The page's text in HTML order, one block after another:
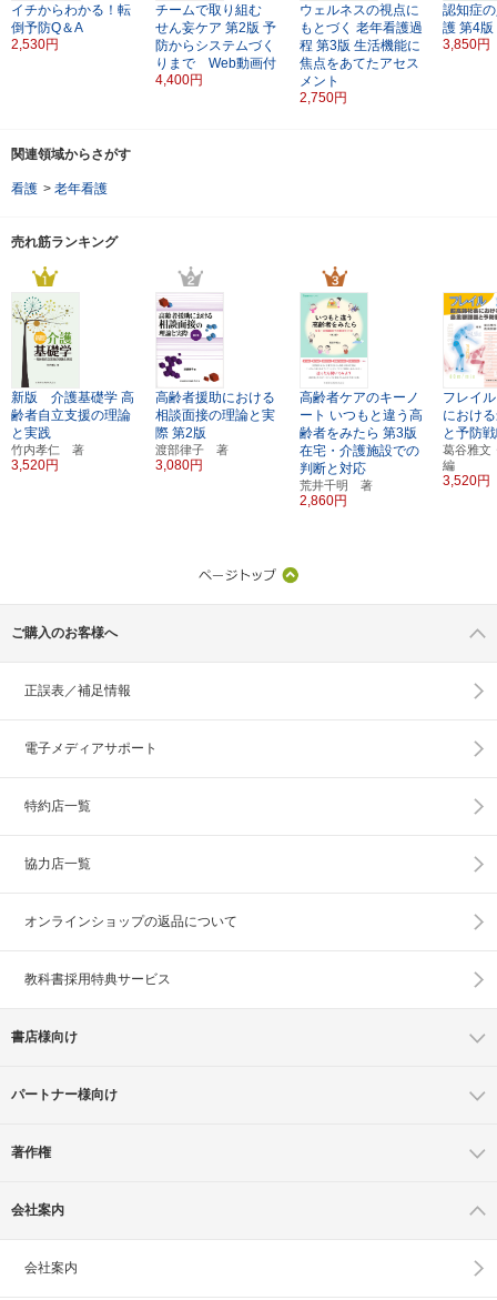
イチからわかる！転
倒予防Q＆A
2,530円
チームで取り組む
せん妄ケア 第2版 予
防からシステムづく
りまで Web動画付
4,400円
ウェルネスの視点に
もとづく 老年看護過
程 第3版 生活機能に
焦点をあてたアセス
メント
2,750円
認知症
護 第4版
3,850円
関連領域からさがす
看護 > 老年看護
売れ筋ランキング
新版 介護基礎学 高
齢者自立支援の理論
と実践
竹内孝仁 著
3,520円
高齢者援助における
相談面接の理論と実
際 第2版
渡部律子 著
3,080円
高齢者ケアのキーノ
ート いつもと違う高
齢者をみたら 第3版
在宅・介護施設での
判断と対応
荒井千明 著
2,860円
フレイル
におけ
と予防
葛谷雅
編
3,520円
ご購入のお客様へ
正誤表／補足情報
電子メディアサポート
特約店一覧
協力店一覧
オンラインショップの返品について
教科書採用特典サービス
書店様向け
パートナー様向け
著作権
会社案内
会社案内